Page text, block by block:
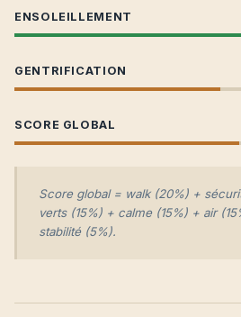
ENSOLEILLEMENT
GENTRIFICATION
SCORE GLOBAL
Score global = walk (20%) +
verts (15%) + calme (15%) + air
stabilité (5%).